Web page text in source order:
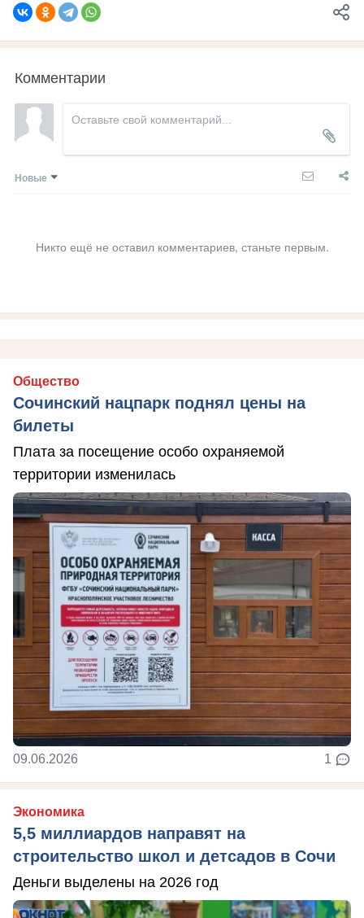
Комментарии
Новые
Никто ещё не оставил комментариев, станьте первым.
Общество
Сочинский нацпарк поднял цены на
билеты
Плата за посещение особо охраняемой
территории изменилась
09.06.2026 1
Экономика
5,5 миллиардов направят на
строительство школ и детсадов в Сочи
Деньги выделены на 2026 год